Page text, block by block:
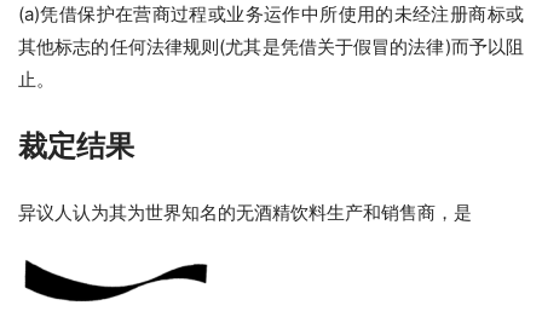
(a)凭借保护在营商过程或业务运作中所使用的未经注册商标或
其他标志的任何法律规则(尤其是凭借关于假冒的法律)而予以阻
止。
裁定结果
异议人认为其为世界知名的无酒精饮料生产和销售商，是